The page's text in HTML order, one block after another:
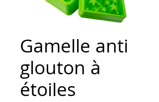
Gamelle anti
glouton à
étoiles